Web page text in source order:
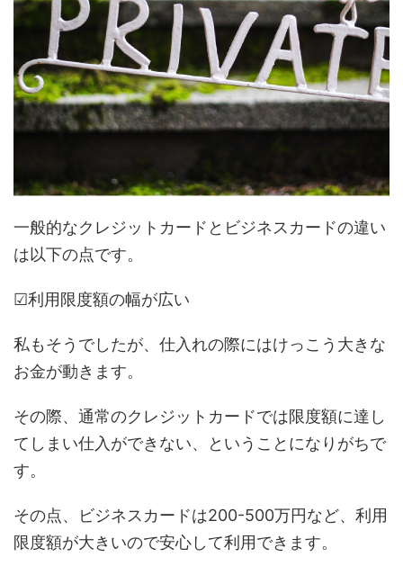
一般的なクレジットカードとビジネスカードの違い
は以下の点です。
☑利用限度額の幅が広い
私もそうでしたが、仕入れの際にはけっこう大きな
お金が動きます。
その際、通常のクレジットカードでは限度額に達し
てしまい仕入ができない、ということになりがちで
す。
その点、ビジネスカードは200-500万円など、利用
限度額が大きいので安心して利用できます。